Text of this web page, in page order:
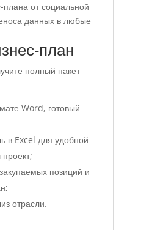
от социальной
данных в любые
план
полный пакет
Word, готовый
в Excel для удобной
позиций и
отрасли.